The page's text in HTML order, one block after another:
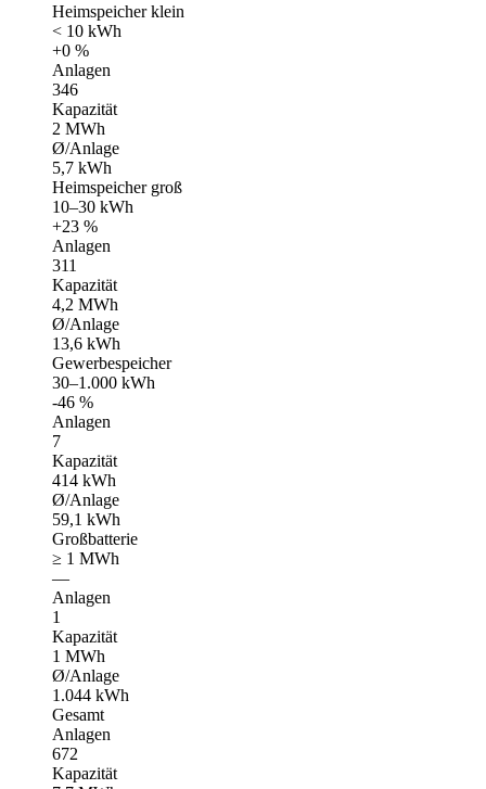
Heimspeicher klein
< 10 kWh
+0 %
Anlagen
346
Kapazität
2 MWh
Ø/Anlage
5,7 kWh
Heimspeicher groß
10–30 kWh
+23 %
Anlagen
311
Kapazität
4,2 MWh
Ø/Anlage
13,6 kWh
Gewerbespeicher
30–1.000 kWh
-46 %
Anlagen
7
Kapazität
414 kWh
Ø/Anlage
59,1 kWh
Großbatterie
≥ 1 MWh
—
Anlagen
1
Kapazität
1 MWh
Ø/Anlage
1.044 kWh
Gesamt
Anlagen
672
Kapazität